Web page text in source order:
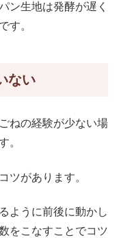
ン生地は発酵が遅く
す。
ない
ねの経験が少ない場
。
ツがあります。
ように前後に動かし
をこなすことでコツ